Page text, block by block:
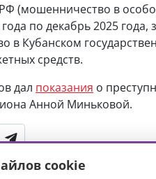
(мошенничество в
по декабрь 2025
в Кубанском
средств.
дал показания о
Анной Миньковой.
cookie